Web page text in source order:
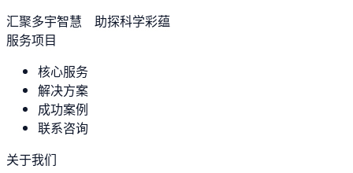
汇聚多宇智慧 助探科学彩蕴
服务项目
核心服务
解决方案
成功案例
联系咨询
关于我们